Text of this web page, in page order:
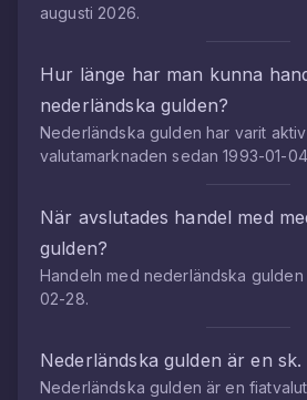
augusti 2026.
Hur länge har man kunna
nederländska gulden?
Nederländska gulden har varit
valutamarknaden sedan1993-01-04
När avslutades handel med
gulden?
Handeln med nederländska gulden
02-28.
Nederländska gulden är en sk.
Nederländska gulden är en